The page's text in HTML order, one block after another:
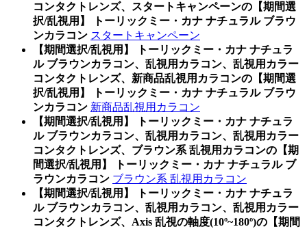
コンタクトレンズ、スタートキャンペーンの【期間選
択/乱視用】 トーリックミー・カナ ナチュラル ブラウ
ンカラコン スタートキャンペーン
【期間選択/乱視用】 トーリックミー・カナ ナチュラ
ル ブラウンカラコン、乱視用カラコン、乱視用カラー
コンタクトレンズ、新商品乱視用カラコンの【期間選
択/乱視用】 トーリックミー・カナ ナチュラル ブラウ
ンカラコン 新商品乱視用カラコン
【期間選択/乱視用】 トーリックミー・カナ ナチュラ
ル ブラウンカラコン、乱視用カラコン、乱視用カラー
コンタクトレンズ、ブラウン系 乱視用カラコンの【期
間選択/乱視用】 トーリックミー・カナ ナチュラル ブ
ラウンカラコン ブラウン系 乱視用カラコン
【期間選択/乱視用】 トーリックミー・カナ ナチュラ
ル ブラウンカラコン、乱視用カラコン、乱視用カラー
コンタクトレンズ、Axis 乱視の軸度(10º~180º)の【期間